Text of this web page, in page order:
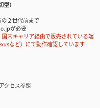
）
２世代前まで
が必要
内キャリア経由で販売されている端
など）にて動作確認しています
クセス参照